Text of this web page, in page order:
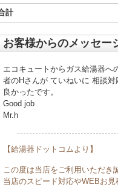
計
お客様からのメッセー
エコキュートからガス給湯器へ
者のHさんが ていねいに 相談
良かったです。
Good job
Mr.h
【給湯器ドットコムより】
この度は当店をご利用いただき
当店のスピード対応やWEBお